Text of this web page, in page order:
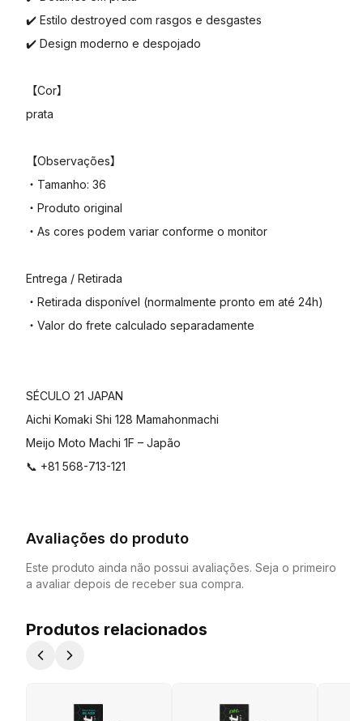
✔️ Estilo destroyed com rasgos e desgastes
✔️ Design moderno e despojado
【Cor】
prata
【Observações】
・Tamanho: 36
・Produto original
・As cores podem variar conforme o monitor
Entrega / Retirada
・Retirada disponível (normalmente pronto em até 24h)
・Valor do frete calculado separadamente
SÉCULO 21 JAPAN
Aichi Komaki Shi 128 Mamahonmachi
Meijo Moto Machi 1F – Japão
📞 +81 568-713-121
Avaliações do produto
Este produto ainda não possui avaliações. Seja o primeiro
a avaliar depois de receber sua compra.
Produtos relacionados